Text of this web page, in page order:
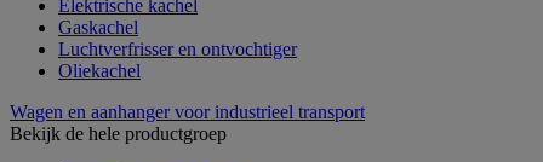
Elektrische kachel
Gaskachel
Luchtverfrisser en ontvochtiger
Oliekachel
Wagen en aanhanger voor industrieel transport
Bekijk de hele productgroep